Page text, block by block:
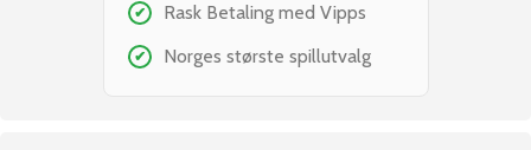
✔ Rask Betaling med Vipps
✔ Norges største spillutvalg